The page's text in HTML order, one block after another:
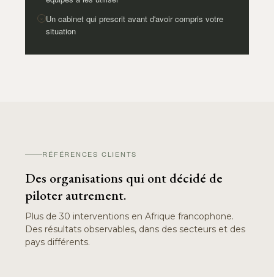
× Un cabinet qui prescrit avant d'avoir compris votre
situation
RÉFÉRENCES CLIENTS
Des organisations qui ont décidé de
piloter autrement.
Plus de 30 interventions en Afrique francophone.
Des résultats observables, dans des secteurs et des
pays différents.